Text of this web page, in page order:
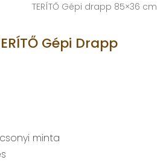
TERÍTŐ Gépi drapp 85×36 cm
Gépi Drapp
minta